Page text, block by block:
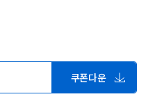
쿠폰다운